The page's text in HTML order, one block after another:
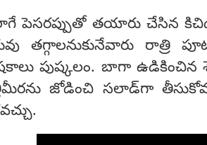
పెసరప్పుతో తయారు చేసిన
తగ్గాలనుకునేవారు
పుష్కలం. బాగా ఉడికించిన
జోడించి సలాడ్‍‌గా